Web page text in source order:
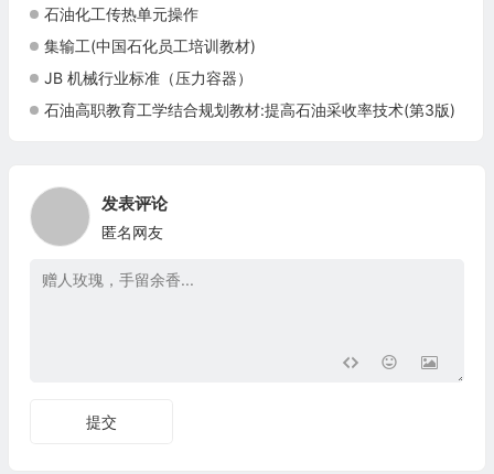
石油化工传热单元操作
集输工(中国石化员工培训教材)
JB 机械行业标准（压力容器）
石油高职教育工学结合规划教材:提高石油采收率技术(第3版)
发表评论
匿名网友
提交